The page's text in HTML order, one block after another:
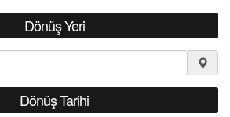
Dönüş Yeri
Dönüş Tarihi